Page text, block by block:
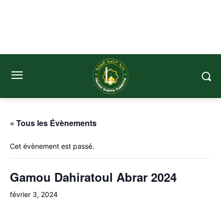
« Tous les Évènements
Cet évènement est passé.
Gamou Dahiratoul Abrar 2024
février 3, 2024